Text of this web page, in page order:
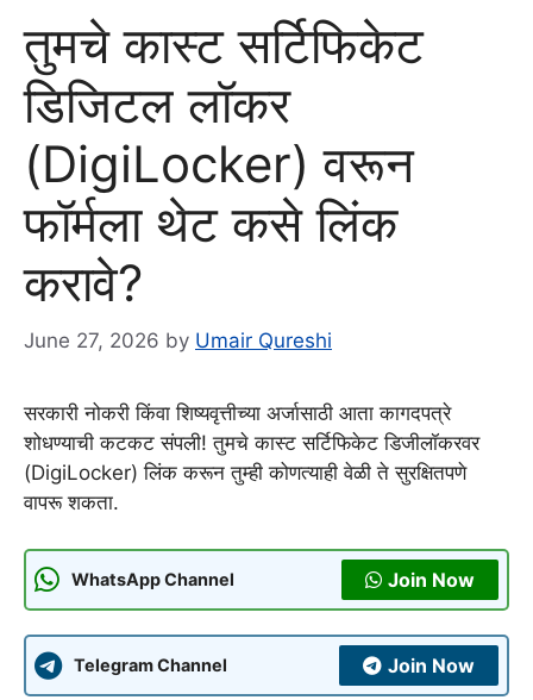
तुमचे कास्ट सर्टिफिकेट
डिजिटल लॉकर
(DigiLocker) वरून
फॉर्मला थेट कसे लिंक
करावे?
June 27, 2026 by Umair Qureshi
सरकारी नोकरी किंवा शिष्यवृत्तीच्या अर्जासाठी आता कागदपत्रे
शोधण्याची कटकट संपली! तुमचे कास्ट सर्टिफिकेट डिजीलॉकरवर
(DigiLocker) लिंक करून तुम्ही कोणत्याही वेळी ते सुरक्षितपणे
वापरू शकता.
WhatsApp Channel Join Now
Telegram Channel Join Now